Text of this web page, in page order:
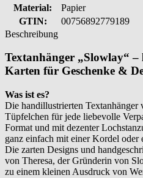
Material:
Papier
GTIN:
00756892779189
Beschreibung
Textanhänger „Slowlay“
Karten für Geschenke &
Was ist es?
Die handillustrierten Textanhänger
Tüpfelchen für jede liebevolle
Format und mit dezenter
ganz einfach mit einer Kordel oder
Die zarten Designs und
von Theresa, der Gründerin von
zu einem kleinen Ausdruck von